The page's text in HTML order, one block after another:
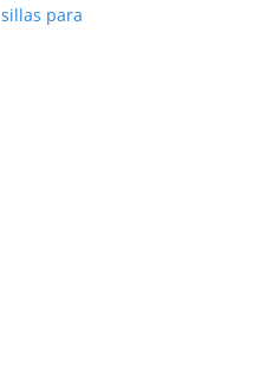
sillas para